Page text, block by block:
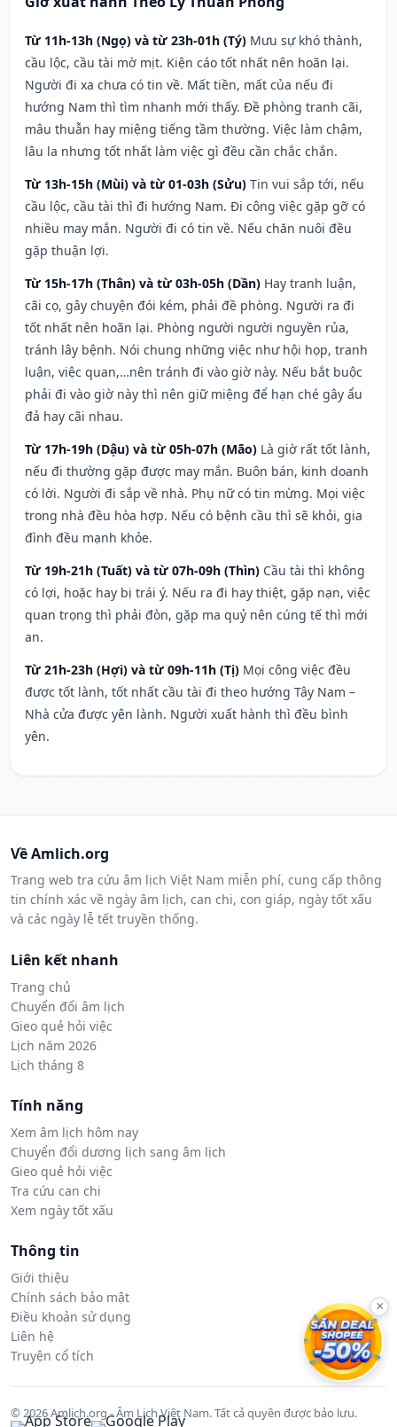
Từ 11h-13h (Ngọ) và từ 23h-01h (Tý) Mưu sự khó thành,
cầu lộc, cầu tài mờ mịt. Kiện cáo tốt nhất nên hoãn lại.
Người đi xa chưa có tin về. Mất tiền, mất của nếu đi
hướng Nam thì tìm nhanh mới thấy. Đề phòng tranh cãi,
mâu thuẫn hay miệng tiếng tầm thường. Việc làm chậm,
lâu la nhưng tốt nhất làm việc gì đều cần chắc chắn.
Từ 13h-15h (Mùi) và từ 01-03h (Sửu) Tin vui sắp tới, nếu
cầu lộc, cầu tài thì đi hướng Nam. Đi công việc gặp gỡ có
nhiều may mắn. Người đi có tin về. Nếu chăn nuôi đều
gặp thuận lợi.
Từ 15h-17h (Thân) và từ 03h-05h (Dần) Hay tranh luận,
cãi cọ, gây chuyện đói kém, phải đề phòng. Người ra đi
tốt nhất nên hoãn lại. Phòng người người nguyền rủa,
tránh lây bệnh. Nói chung những việc như hội họp, tranh
luận, việc quan,…nên tránh đi vào giờ này. Nếu bắt buộc
phải đi vào giờ này thì nên giữ miệng để hạn ché gây ẩu
đả hay cãi nhau.
Từ 17h-19h (Dậu) và từ 05h-07h (Mão) Là giờ rất tốt lành,
nếu đi thường gặp được may mắn. Buôn bán, kinh doanh
có lời. Người đi sắp về nhà. Phụ nữ có tin mừng. Mọi việc
trong nhà đều hòa hợp. Nếu có bệnh cầu thì sẽ khỏi, gia
đình đều mạnh khỏe.
Từ 19h-21h (Tuất) và từ 07h-09h (Thìn) Cầu tài thì không
có lợi, hoặc hay bị trái ý. Nếu ra đi hay thiệt, gặp nạn, việc
quan trọng thì phải đòn, gặp ma quỷ nên cúng tế thì mới
an.
Từ 21h-23h (Hợi) và từ 09h-11h (Tị) Mọi công việc đều
được tốt lành, tốt nhất cầu tài đi theo hướng Tây Nam –
Nhà cửa được yên lành. Người xuất hành thì đều bình
yên.
Về Amlich.org
Trang web tra cứu âm lịch Việt Nam miễn phí, cung cấp thông
tin chính xác về ngày âm lịch, can chi, con giáp, ngày tốt xấu
và các ngày lễ tết truyền thống.
Liên kết nhanh
Trang chủ
Chuyển đổi âm lịch
Gieo quẻ hỏi việc
Lịch năm 2026
Lịch tháng 8
Tính năng
Xem âm lịch hôm nay
Chuyển đổi dương lịch sang âm lịch
Gieo quẻ hỏi việc
Tra cứu can chi
Xem ngày tốt xấu
Thông tin
Giới thiệu
Chính sách bảo mật
Điều khoản sử dụng
Liên hệ
Truyện cổ tích
© 2026 Amlich.org - Âm Lịch Việt Nam. Tất cả quyền được bảo lưu.
×